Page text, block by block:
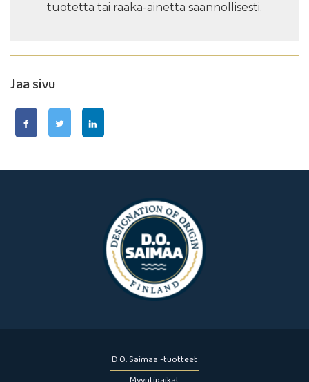
tuotetta tai raaka-ainetta säännöllisesti.
Jaa sivu
D.O. Saimaa -tuotteet